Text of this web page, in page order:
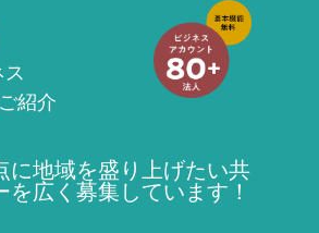
紹介
に地域を盛り上げたい共
を広く募集しています！